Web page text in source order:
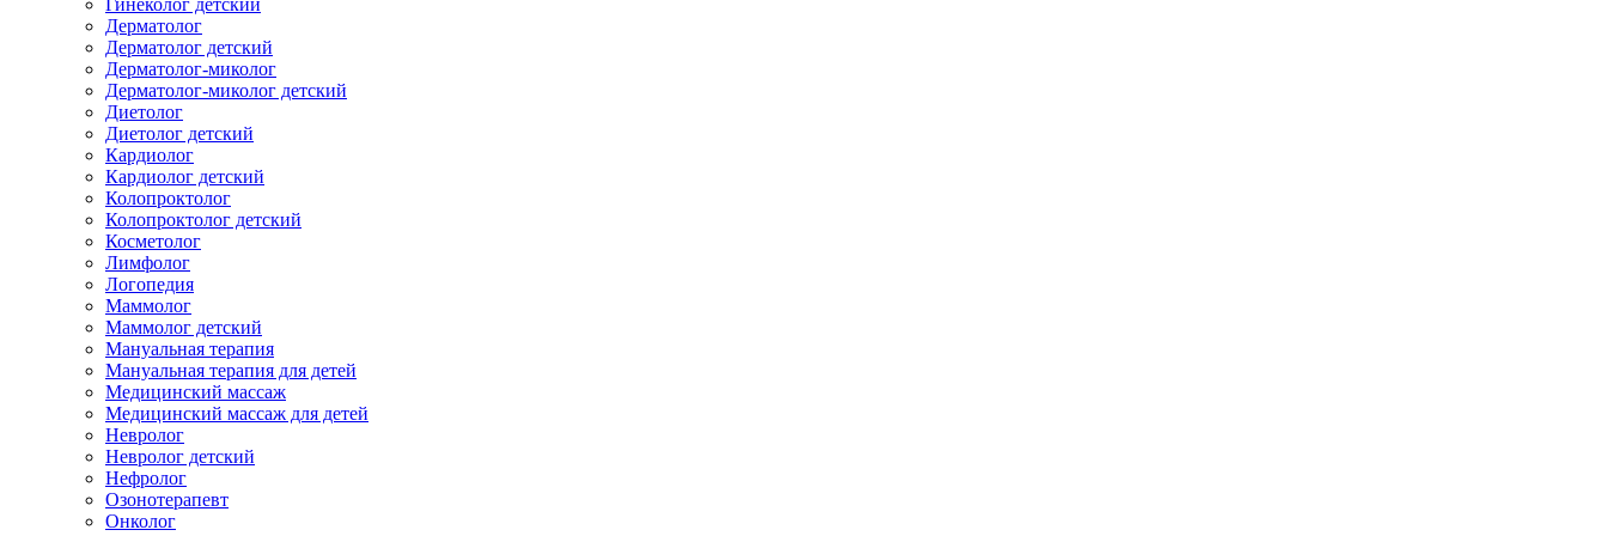
Гинеколог детский
Дерматолог
Дерматолог детский
Дерматолог-миколог
Дерматолог-миколог детский
Диетолог
Диетолог детский
Кардиолог
Кардиолог детский
Колопроктолог
Колопроктолог детский
Косметолог
Лимфолог
Логопедия
Маммолог
Маммолог детский
Мануальная терапия
Мануальная терапия для детей
Медицинский массаж
Медицинский массаж для детей
Невролог
Невролог детский
Нефролог
Озонотерапевт
Онколог